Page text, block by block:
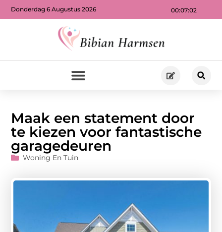
00:07:04
Donderdag 6 Augustus 2026
Maak een statement door
te kiezen voor fantastische
garagedeuren
Woning En Tuin